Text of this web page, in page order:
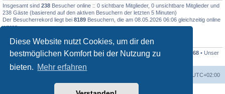
Diese Website nutzt Cookies, um dir den
bestmöglichen Komfort bei der Nutzung zu
bieten. Mehr erfahren
Insgesamt sind 238 Besucher online :: 0 sichtbare Mitglieder, 0 unsichtbare Mitglieder und
238 Gäste (basierend auf den aktiven Besuchern der letzten 5 Minuten)
Der Besucherrekord liegt bei 8189 Besuchern, die am 08.05.2026 06:06 gleichzeitig online
waren.
STATISTIK
Beiträge insgesamt41259• Themen insgesamt 1169• Mitglieder insgesamt 1268 • Unser
neuestes Mitglied:
UTC+02:00
Powered byphpBB® Forum Software © phpBB Limited